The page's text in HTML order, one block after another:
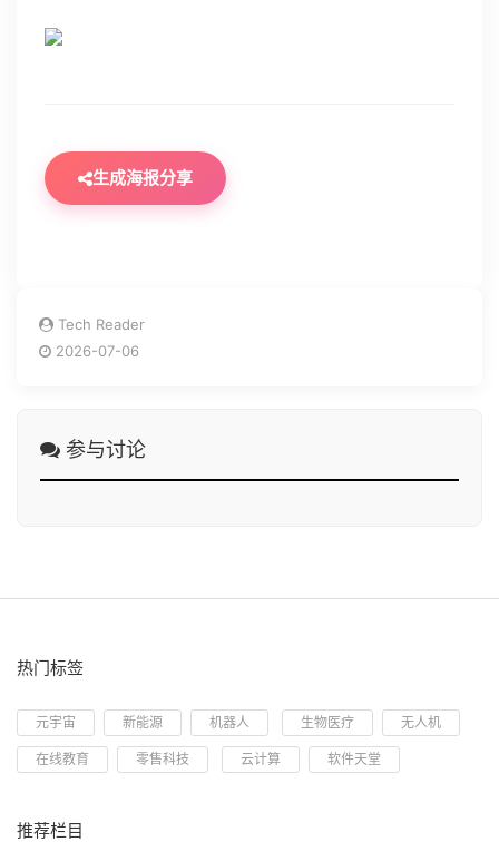
生成海报分享
Tech Reader
2026-07-06
参与讨论
热门标签
元宇宙 新能源 机器人 生物医疗 无人机
在线教育 零售科技 云计算 软件天堂
推荐栏目